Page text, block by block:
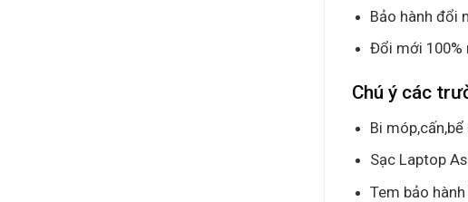
Bảo hành đổi
Đổi mới 100%
Chú ý các
Bi
Sạc Laptop
Tem bảo